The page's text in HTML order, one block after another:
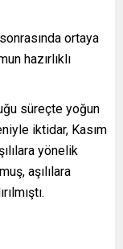
ortaya
hazırlıklı
süreçte yoğun
iktidar, Kasım
yönelik
aşılılara